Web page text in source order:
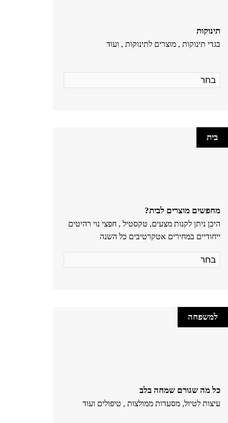
תינוקות
בגדי תינוקות , מוצרים לתינוקות , ועוד
בית
מחפשים מוצרים לבית?
היכן ניתן לקנות מצעים, טקסטיל , חפצי נוי רהיטים
ייחודיים במחירים אטקרטיבים כל השנה
למשפחה
כל מה שגורם שמחה בלב
עיצות לטיול, מסעדות ממולצות , טיפולים ועוד